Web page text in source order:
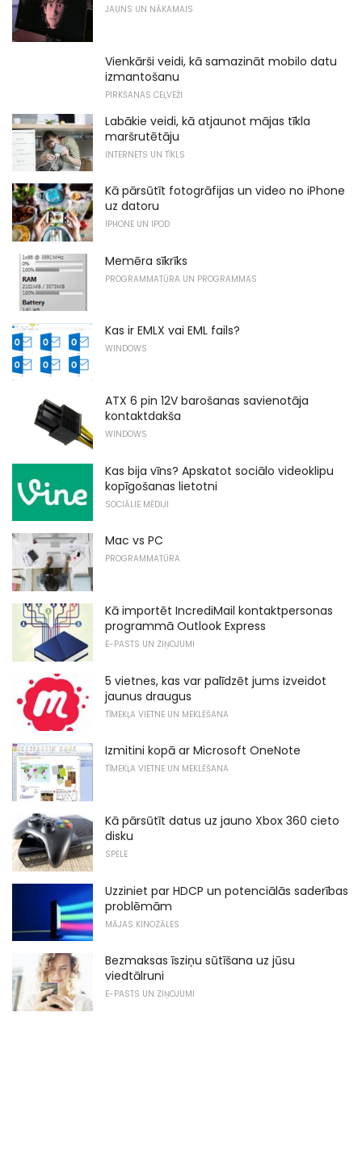
JAUNS UN NĀKAMAIS
Vienkārši veidi, kā samazināt mobilo datu
izmantošanu
PIRKŠANAS CEĻVEŽI
Labākie veidi, kā atjaunot mājas tīkla
maršrutētāju
INTERNETS UN TĪKLS
Kā pārsūtīt fotogrāfijas un video no iPhone
uz datoru
IPHONE UN IPOD
Memēra sīkrīks
PROGRAMMATŪRA UN PROGRAMMAS
Kas ir EMLX vai EML fails?
WINDOWS
ATX 6 pin 12V barošanas savienotāja
kontaktdakša
WINDOWS
Kas bija vīns? Apskatot sociālo videoklipu
kopīgošanas lietotni
SOCIĀLIE MĒDIJI
Mac vs PC
PROGRAMMATŪRA
Kā importēt IncrediMail kontaktpersonas
programmā Outlook Express
E-PASTS UN ZIŅOJUMI
5 vietnes, kas var palīdzēt jums izveidot
jaunus draugus
TĪMEKĻA VIETNE UN MEKLĒŠANA
Izmitini kopā ar Microsoft OneNote
TĪMEKĻA VIETNE UN MEKLĒŠANA
Kā pārsūtīt datus uz jauno Xbox 360 cieto
disku
SPĒLE
Uzziniet par HDCP un potenciālās saderības
problēmām
MĀJAS KINOZĀLES
Bezmaksas īsziņu sūtīšana uz jūsu
viedtālruni
E-PASTS UN ZIŅOJUMI